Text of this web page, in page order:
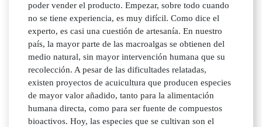
poder vender el producto. Empezar, sobre todo cuando
no se tiene experiencia, es muy difícil. Como dice el
experto, es casi una cuestión de artesanía. En nuestro
país, la mayor parte de las macroalgas se obtienen del
medio natural, sin mayor intervención humana que su
recolección. A pesar de las dificultades relatadas,
existen proyectos de acuicultura que producen especies
de mayor valor añadido, tanto para la alimentación
humana directa, como para ser fuente de compuestos
bioactivos. Hoy, las especies que se cultivan son el